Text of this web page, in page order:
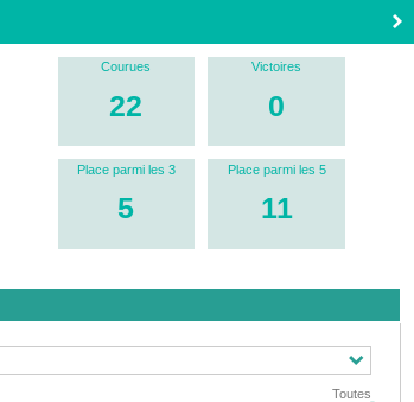
Courues
22
Victoires
0
Place parmi les 3
5
Place parmi les 5
11
Toutes